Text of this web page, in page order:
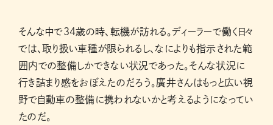
そんな中で34歳の時、転機が訪れる。ディーラーで働く日々
では、取り扱い車種が限られるし、なによりも指示された範
囲内での整備しかできない状況であった。そんな状況に
行き詰まり感をおぼえたのだろう。廣井さんはもっと広い視
野で自動車の整備に携われないかと考えるようになってい
たのだ。